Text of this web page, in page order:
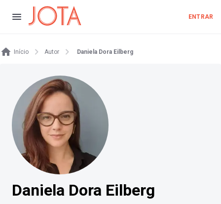
ENTRAR
Início Autor Daniela Dora Eilberg
Daniela Dora Eilberg